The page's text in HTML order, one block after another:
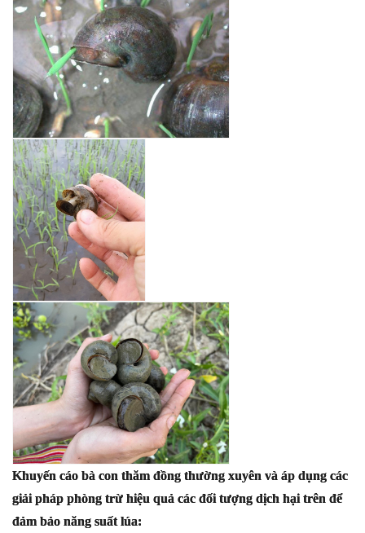
Khuyến cáo bà con thăm đồng thường xuyên và áp dụng các
giải pháp phòng trừ hiệu quả các đối tượng dịch hại trên để
đảm bảo năng suất lúa: